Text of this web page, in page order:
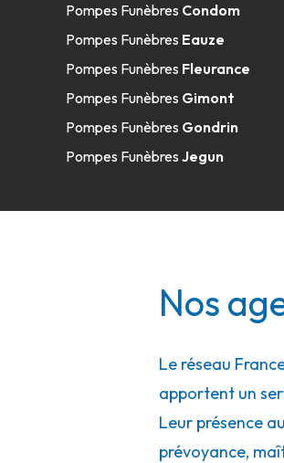
Pompes Funèbres Condom
Pompes Funèbres Eauze
Pompes Funèbres Fleurance
Pompes Funèbres Gimont
Pompes Funèbres Gondrin
Pompes Funèbres Jegun
Nos
Le réseau
apportent un
Leur présence
prévoyance,